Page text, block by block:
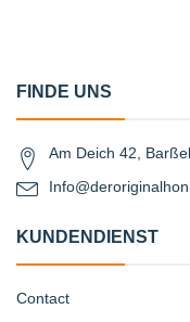
FINDE UNS
Am Deich 42,
KUNDENDIENST
Contact